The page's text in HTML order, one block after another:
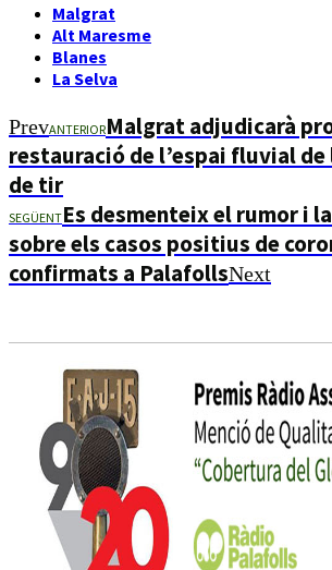
Malgrat
Alt Maresme
Blanes
La Selva
PrevANTERIORMalgrat adjudicarà
restauració de l’espai fluvial de
de tir
SEGÜENTEs desmenteix el rumor i
sobre els casos positius de
confirmats a PalafollsNext